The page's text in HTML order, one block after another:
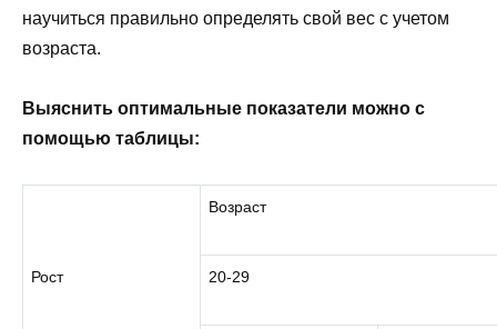
научиться правильно определять свой вес с учетом
возраста.
Выяснить оптимальные показатели можно с
помощью таблицы:
Рост
Возраст
20-29